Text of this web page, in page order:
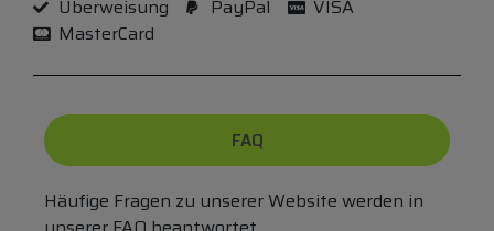
Überweisung
PayPal
VISA
MasterCard
FAQ
Häufige Fragen zu unserer Website werden in